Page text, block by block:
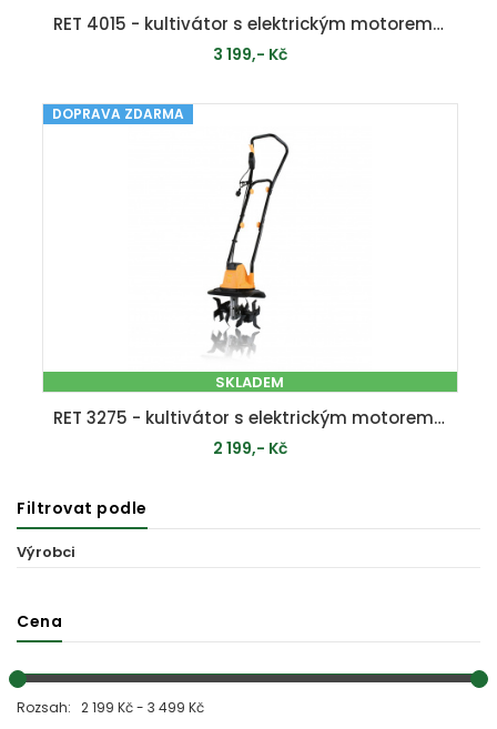
RET 4015 - kultivátor s elektrickým motorem 1500 W
3 199,- Kč
DOPRAVA ZDARMA
SKLADEM
RET 3275 - kultivátor s elektrickým motorem 750 W
2 199,- Kč
Filtrovat podle
Výrobci
Cena
Rozsah: 2 199 Kč - 3 499 Kč